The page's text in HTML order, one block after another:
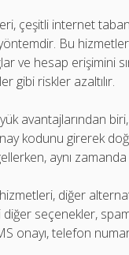
çeşitli internet
Bu
ve hesap erişimini
gibi riskler azaltılır.
avantajlarından
kodunu girerek
aynı zamanda
diğer
seçenekler,
onayı, telefon